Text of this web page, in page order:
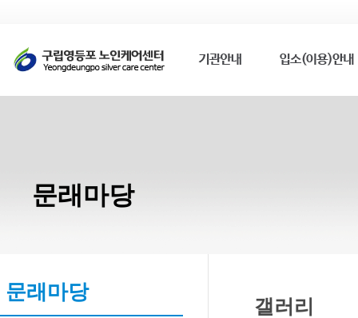
문래마당
문래마당
갤러리